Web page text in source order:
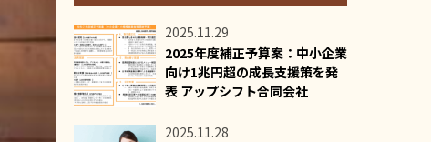
2025.11.29
2025年度補正予算案：中小企業
向け1兆円超の成長支援策を発
表 アップシフト合同会社
2025.11.28